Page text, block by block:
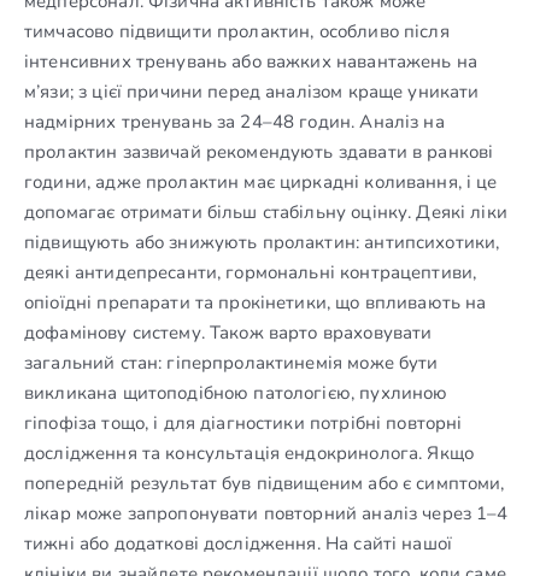
тимчасово підвищити пролактин, особливо після
інтенсивних тренувань або важких навантажень на
м’язи; з цієї причини перед аналізом краще уникати
надмірних тренувань за 24–48 годин. Аналіз на
пролактин зазвичай рекомендують здавати в ранкові
години, адже пролактин має циркадні коливання, і це
допомагає отримати більш стабільну оцінку. Деякі ліки
підвищують або знижують пролактин: антипсихотики,
деякі антидепресанти, гормональні контрацептиви,
опіоїдні препарати та прокінетики, що впливають на
дофамінову систему. Також варто враховувати
загальний стан: гіперпролактинемія може бути
викликана щитоподібною патологією, пухлиною
гіпофіза тощо, і для діагностики потрібні повторні
дослідження та консультація ендокринолога. Якщо
попередній результат був підвищеним або є симптоми,
лікар може запропонувати повторний аналіз через 1–4
тижні або додаткові дослідження. На сайті нашої